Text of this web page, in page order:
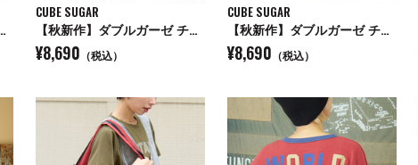
シブル 5分袖 ドルマンシャツ
CUBE SUGAR
【秋新作】ダブルガーゼ チェック リバーシブル レギュラーシャツ
¥8,690 （税込）
CUBE SUGAR
【秋新作】ダブルガーゼ チェック 切替 イージーパンツ
¥8,690 （税込）